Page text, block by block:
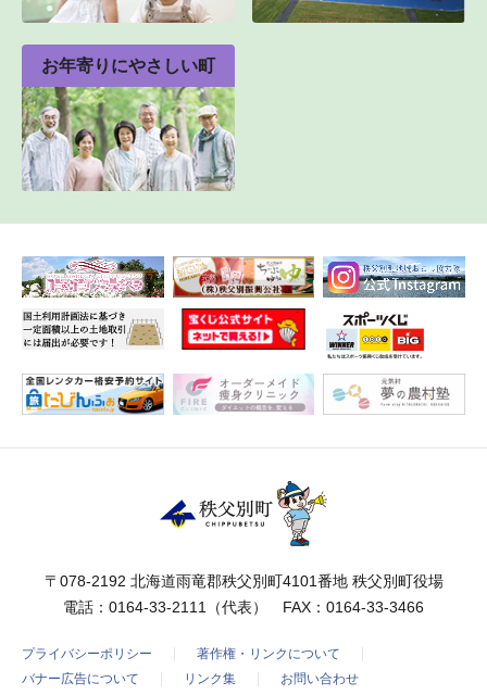
お年寄りにやさしい町
〒078-2192 北海道雨竜郡秩父別町4101番地 秩父別町役場
電話： 0164-33-2111 （代表） FAX：0164-33-3466
プライバシーポリシー
著作権・リンクについて
バナー広告について
リンク集 お問い合わせ